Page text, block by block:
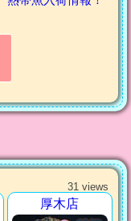
31 views
厚木店